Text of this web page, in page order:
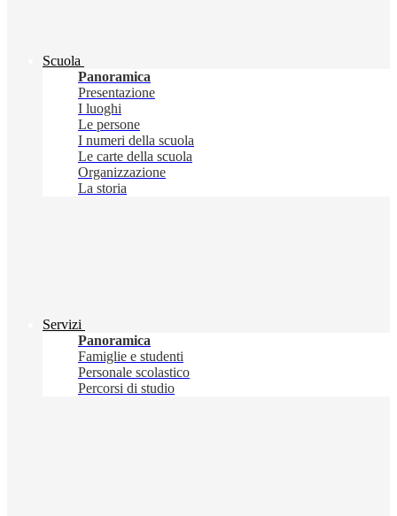
Scuola
Panoramica
Presentazione
I luoghi
Le persone
I numeri della scuola
Le carte della scuola
Organizzazione
La storia
Servizi
Panoramica
Famiglie e studenti
Personale scolastico
Percorsi di studio